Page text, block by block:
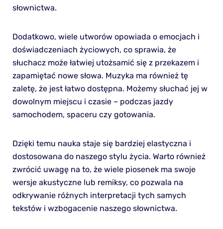
słownictwa.
Dodatkowo, wiele utworów opowiada o emocjach i
doświadczeniach życiowych, co sprawia, że
słuchacz może łatwiej utożsamić się z przekazem i
zapamiętać nowe słowa. Muzyka ma również tę
zaletę, że jest łatwo dostępna. Możemy słuchać jej w
dowolnym miejscu i czasie – podczas jazdy
samochodem, spaceru czy gotowania.
Dzięki temu nauka staje się bardziej elastyczna i
dostosowana do naszego stylu życia. Warto również
zwrócić uwagę na to, że wiele piosenek ma swoje
wersje akustyczne lub remiksy, co pozwala na
odkrywanie różnych interpretacji tych samych
tekstów i wzbogacenie naszego słownictwa.